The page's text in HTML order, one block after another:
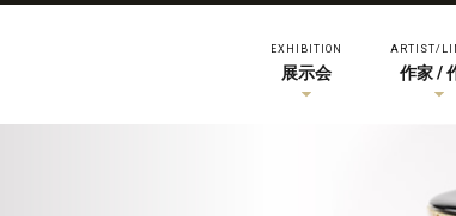
EXHIBITION
展示会
ARTIST/
作家 /